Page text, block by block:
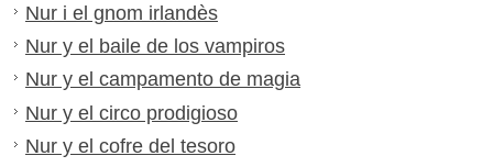
Nur i el gnom irlandès
Nur y el baile de los vampiros
Nur y el campamento de magia
Nur y el circo prodigioso
Nur y el cofre del tesoro